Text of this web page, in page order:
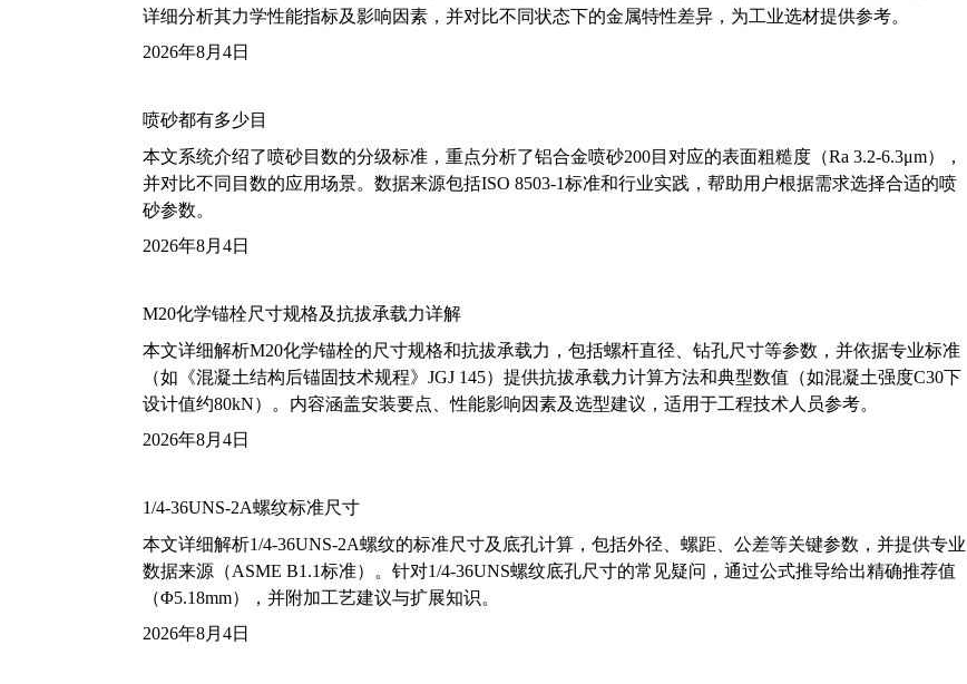
详细分析其力学性能指标及影响因素，并对比不同状态下的金属特性差异，为工业选材提供参考。
2026年8月4日
喷砂都有多少目
本文系统介绍了喷砂目数的分级标准，重点分析了铝合金喷砂200目对应的表面粗糙度（Ra 3.2-6.3μm），
并对比不同目数的应用场景。数据来源包括ISO 8503-1标准和行业实践，帮助用户根据需求选择合适的喷
砂参数。
2026年8月4日
M20化学锚栓尺寸规格及抗拔承载力详解
本文详细解析M20化学锚栓的尺寸规格和抗拔承载力，包括螺杆直径、钻孔尺寸等参数，并依据专业标准
（如《混凝土结构后锚固技术规程》JGJ 145）提供抗拔承载力计算方法和典型数值（如混凝土强度C30下
设计值约80kN）。内容涵盖安装要点、性能影响因素及选型建议，适用于工程技术人员参考。
2026年8月4日
1/4-36UNS-2A螺纹标准尺寸
本文详细解析1/4-36UNS-2A螺纹的标准尺寸及底孔计算，包括外径、螺距、公差等关键参数，并提供专业
数据来源（ASME B1.1标准）。针对1/4-36UNS螺纹底孔尺寸的常见疑问，通过公式推导给出精确推荐值
（Φ5.18mm），并附加工艺建议与扩展知识。
2026年8月4日